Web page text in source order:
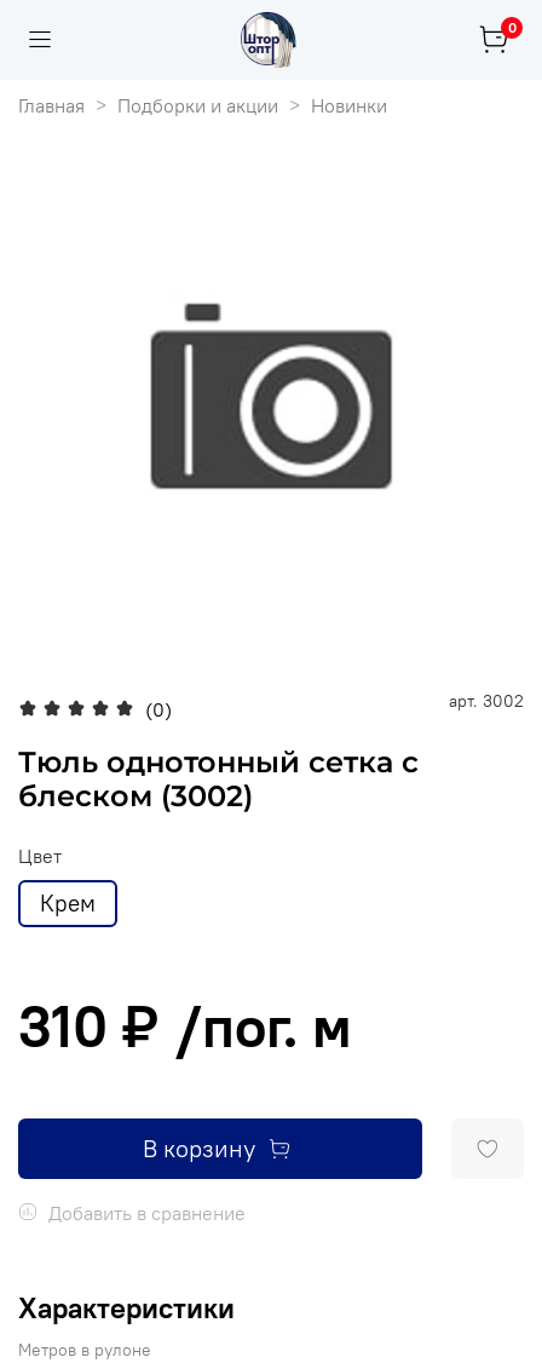
0
Главная Подборки и акции Новинки
(0) арт. 3002
Тюль однотонный сетка c
блеском (3002)
Цвет
Крем
310 ₽ /пог. м
В корзину
Добавить в сравнение
Характеристики
Метров в рулоне